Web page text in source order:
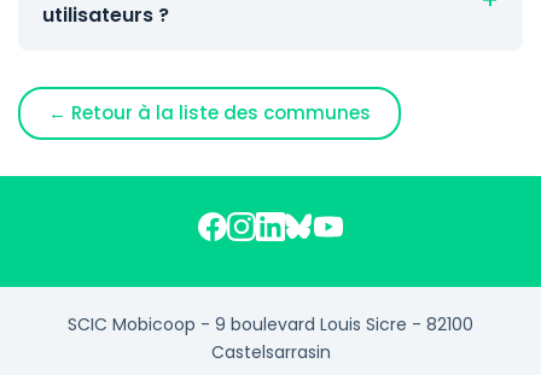
utilisateurs ?
← Retour à la liste des communes
SCIC Mobicoop - 9 boulevard Louis Sicre - 82100
Castelsarrasin